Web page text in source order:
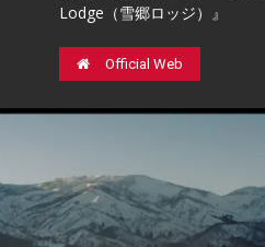
Lodge（雪郷ロッジ）』
Official Web